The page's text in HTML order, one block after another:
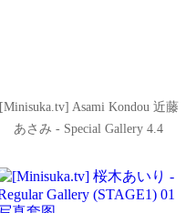
[Minisuka.tv] Asami Kondou 近藤
あさみ - Special Gallery 4.4